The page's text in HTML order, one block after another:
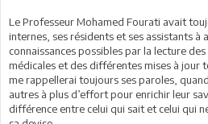
Le Professeur Mohamed Fourati avait
internes, ses résidents et ses assistants à
connaissances possibles par la lecture
médicales et des différentes mises à jour
me rappellerai toujours ses paroles,
autres à plus d’effort pour enrichir leur
différence entre celui qui sait et celui qui